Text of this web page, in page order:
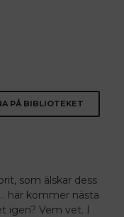
PÅ BIBLIOTEKET
som älskar dess
här kommer nästa
igen? Vem vet. I